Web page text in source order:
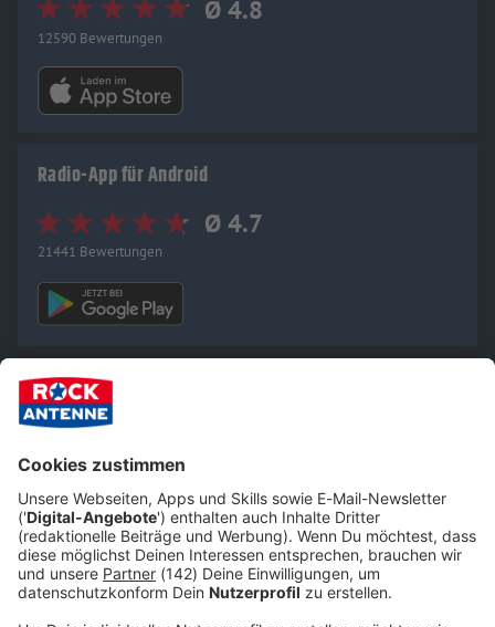
Ø 4.8
12590 Bewertungen
Radio-App für Android
Ø 4.7
21441 Bewertungen
Mehr zu den H-Blockx auf ROCK ANTENNE in
NRW:
Album der Woche